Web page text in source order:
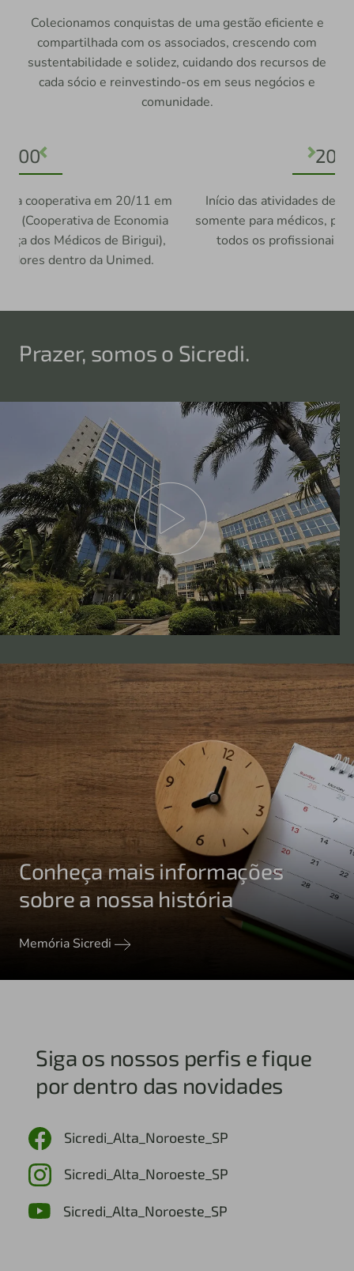
Colecionamos conquistas de uma gestão eficiente e
compartilhada com os associados, crescendo com
sustentabilidade e solidez, cuidando dos recursos de
cada sócio e reinvestindo-os em seus negócios e
comunidade.
Início das atividades dentro da Unimed Birigui
somente para médicos, posteriormente abrindo a
todos os profissionais das áreas da saúde.
Previous Next
Conheça mais informações
sobre a nossa história
por dentro das novidades